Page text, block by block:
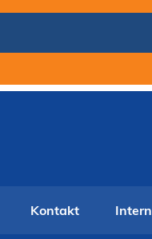
Kontakt Intern